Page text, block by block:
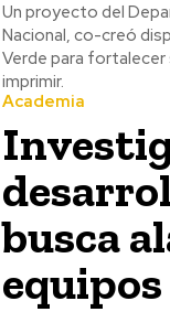
Un proyecto del
Nacional, co-creó
Verde para fortalecer
imprimir.
Academia
busca